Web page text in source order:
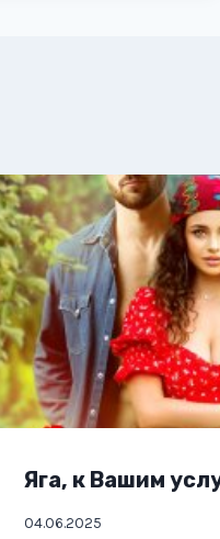
Яга, к Вашим
04.06.2025